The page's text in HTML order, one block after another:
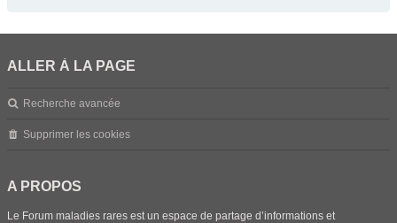
ALLER À LA PAGE
Recherche avancée
Supprimer les cookies
A PROPOS
Le Forum maladies rares est un espace de partage d’informations et